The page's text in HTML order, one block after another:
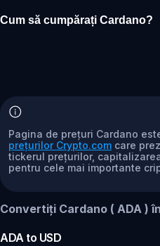
Cum să cumpărați Cardano?
Pagina de prețuri Cardano
prețurilor Crypto.com care
tickerul prețurilor,
pentru cele mai importante
Convertiți Cardano ( ADA )
ADAto USD